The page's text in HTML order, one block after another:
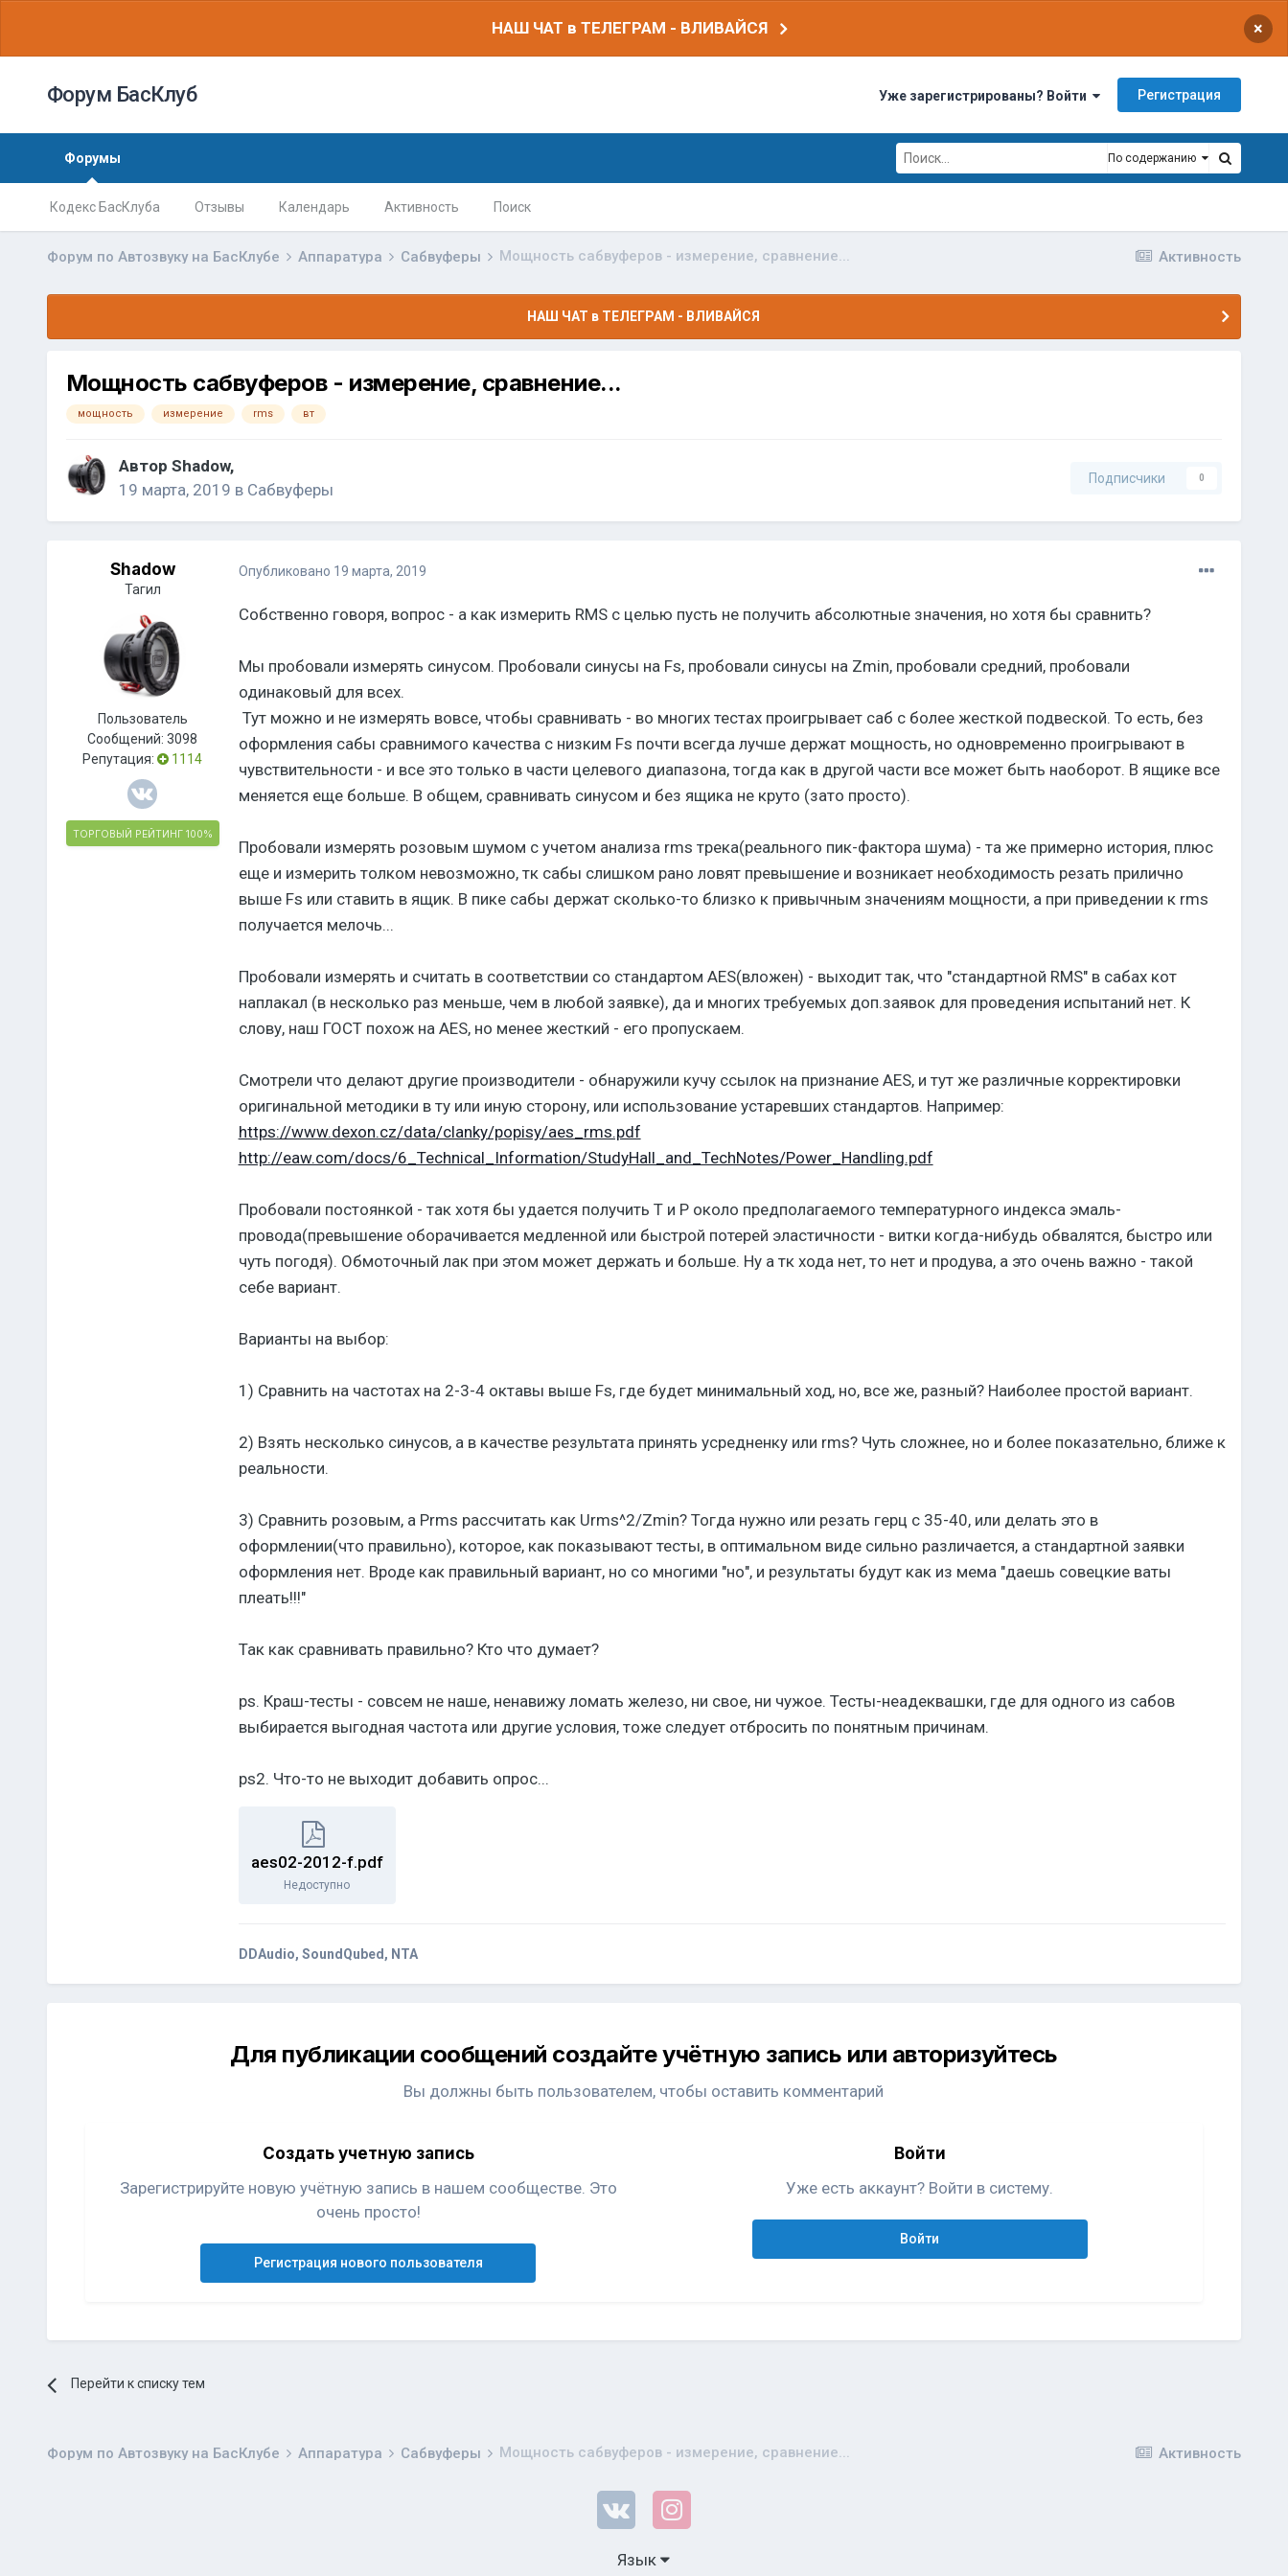
НАШ ЧАТ в ТЕЛЕГРАМ - ВЛИВАЙСЯ ×
Форум БасКлуб Уже зарегистрированы? Войти Регистрация
Форумы
Кодекс БасКлуба Отзывы Календарь Активность Поиск
По содержанию
Активность
Форум по Автозвуку на БасКлубе Аппаратура Сабвуферы Мощность сабвуферов - измерение, сравнение...
НАШ ЧАТ в ТЕЛЕГРАМ - ВЛИВАЙСЯ
Мощность сабвуферов - измерение, сравнение...
мощность измерение rms вт
Автор Shadow,
19 марта, 2019 в Сабвуферы
Подписчики 0
Shadow
Тагил
Пользователь
Сообщений:3098
Репутация:
1114
ТОРГОВЫЙ РЕЙТИНГ 100%
Опубликовано 19 марта, 2019
Собственно говоря, вопрос - а как измерить RMS с целью пусть не получить абсолютные значения, но хотя бы сравнить?
Мы пробовали измерять синусом. Пробовали синусы на Fs, пробовали синусы на Zmin, пробовали средний, пробовали
одинаковый для всех.
Тут можно и не измерять вовсе, чтобы сравнивать - во многих тестах проигрывает саб с более жесткой подвеской. То есть, без
оформления сабы сравнимого качества с низким Fs почти всегда лучше держат мощность, но одновременно проигрывают в
чувствительности - и все это только в части целевого диапазона, тогда как в другой части все может быть наоборот. В ящике все
меняется еще больше. В общем, сравнивать синусом и без ящика не круто (зато просто).
Пробовали измерять розовым шумом с учетом анализа rms трека(реального пик-фактора шума) - та же примерно история, плюс
еще и измерить толком невозможно, тк сабы слишком рано ловят превышение и возникает необходимость резать прилично
выше Fs или ставить в ящик. В пике сабы держат сколько-то близко к привычным значениям мощности, а при приведении к rms
получается мелочь...
Пробовали измерять и считать в соответствии со стандартом AES(вложен) - выходит так, что "стандартной RMS" в сабах кот
наплакал (в несколько раз меньше, чем в любой заявке), да и многих требуемых доп.заявок для проведения испытаний нет. К
слову, наш ГОСТ похож на AES, но менее жесткий - его пропускаем.
Смотрели что делают другие производители - обнаружили кучу ссылок на признание AES, и тут же различные корректировки
оригинальной методики в ту или иную сторону, или использование устаревших стандартов. Например:
https://www.dexon.cz/data/clanky/popisy/aes_rms.pdf
http://eaw.com/docs/6_Technical_Information/StudyHall_and_TechNotes/Power_Handling.pdf
Пробовали постоянкой - так хотя бы удается получить T и P около предполагаемого температурного индекса эмаль-
провода(превышение оборачивается медленной или быстрой потерей эластичности - витки когда-нибудь обвалятся, быстро или
чуть погодя). Обмоточный лак при этом может держать и больше. Ну а тк хода нет, то нет и продува, а это очень важно - такой
себе вариант.
Варианты на выбор:
1) Сравнить на частотах на 2-3-4 октавы выше Fs, где будет минимальный ход, но, все же, разный? Наиболее простой вариант.
2) Взять несколько синусов, а в качестве результата принять усредненку или rms? Чуть сложнее, но и более показательно, ближе к
реальности.
3) Сравнить розовым, а Prms рассчитать как Urms^2/Zmin? Тогда нужно или резать герц с 35-40, или делать это в
оформлении(что правильно), которое, как показывают тесты, в оптимальном виде сильно различается, а стандартной заявки
оформления нет. Вроде как правильный вариант, но со многими "но", и результаты будут как из мема "даешь совецкие ваты
плеать!!!"
Так как сравнивать правильно? Кто что думает?
ps. Краш-тесты - совсем не наше, ненавижу ломать железо, ни свое, ни чужое. Тесты-неадеквашки, где для одного из сабов
выбирается выгодная частота или другие условия, тоже следует отбросить по понятным причинам.
ps2. Что-то не выходит добавить опрос...
aes02-2012-f.pdf
Недоступно
DDAudio, SoundQubed, NTA
Для публикации сообщений создайте учётную запись или авторизуйтесь
Вы должны быть пользователем, чтобы оставить комментарий
Создать учетную запись
Зарегистрируйте новую учётную запись в нашем сообществе. Это
очень просто!
Регистрация нового пользователя
Войти
Уже есть аккаунт? Войти в систему.
Войти
Перейти к списку тем
Активность
Форум по Автозвуку на БасКлубе Аппаратура Сабвуферы Мощность сабвуферов - измерение, сравнение...
Язык